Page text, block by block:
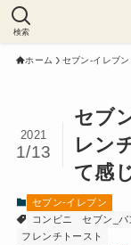
検索
ホーム セブン-イレブン
セブ
レン
て感
2021
1/13
セブン-イレブン
コンビニ
セブン_パ
フレンチトースト